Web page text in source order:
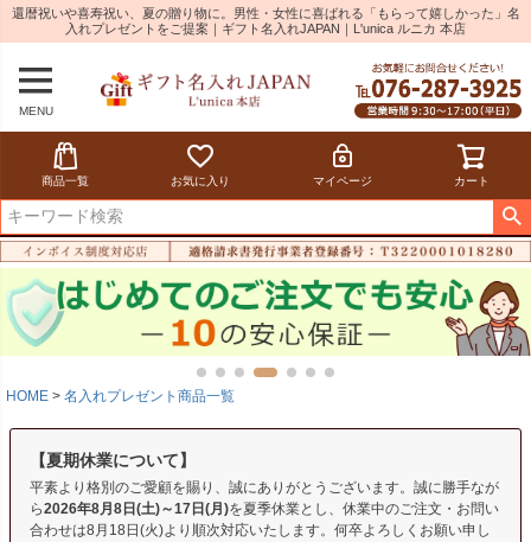
還暦祝いや喜寿祝い、夏の贈り物に。男性・女性に喜ばれる「もらって嬉しかった」名
入れプレゼントをご提案｜ギフト名入れJAPAN｜L'unica ルニカ 本店
MENU
商品一覧 お気に入り マイページ カート
HOME 名入れプレゼント商品一覧
【夏期休業について】
平素より格別のご愛顧を賜り、誠にありがとうございます。誠に勝手なが
ら2026年8月8日(土)～17日(月)を夏季休業とし、休業中のご注文・お問い
合わせは8月18日(火)より順次対応いたします。何卒よろしくお願い申し